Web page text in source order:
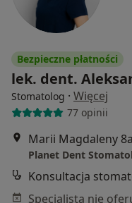
Bezpieczne płatności
lek. dent.
Stomatolog · Więcej
77 opinii
Marii Magdaleny
Planet Dent
Konsultacja